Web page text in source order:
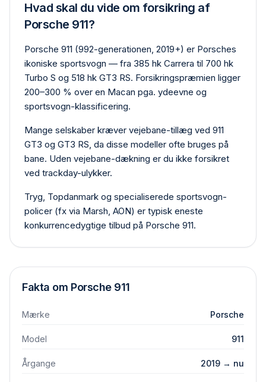
Hvad skal du vide om forsikring af
Porsche 911?
Porsche 911 (992-generationen, 2019+) er Porsches
ikoniske sportsvogn — fra 385 hk Carrera til 700 hk
Turbo S og 518 hk GT3 RS. Forsikringspræmien ligger
200–300 % over en Macan pga. ydeevne og
sportsvogn-klassificering.
Mange selskaber kræver vejebane-tillæg ved 911
GT3 og GT3 RS, da disse modeller ofte bruges på
bane. Uden vejebane-dækning er du ikke forsikret
ved trackday-ulykker.
Tryg, Topdanmark og specialiserede sportsvogn-
policer (fx via Marsh, AON) er typisk eneste
konkurrencedygtige tilbud på Porsche 911.
Fakta om Porsche 911
Mærke Porsche
Model 911
Årgange 2019 → nu